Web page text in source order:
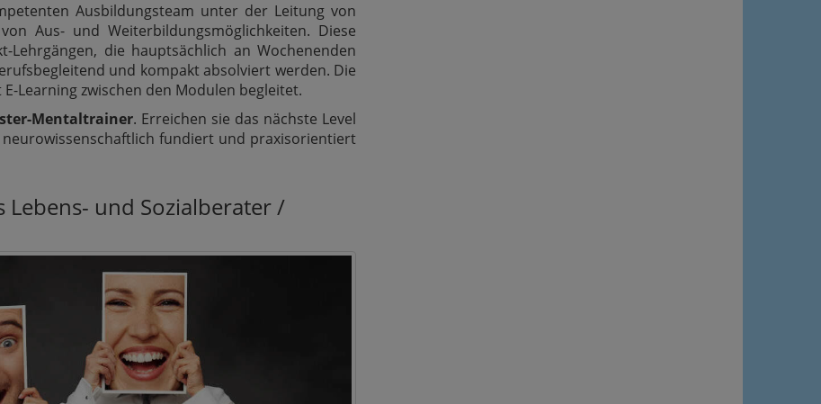
Ausbildungsteam unter der Leitung von
Aus- und Weiterbildungsmöglichkeiten. Diese
die hauptsächlich an Wochenenden
und kompakt absolviert werden. Die
Learning zwischen den Modulen begleitet.
Mentaltrainer. Erreichen sie das nächste Level
fundiert und praxisorientiert
und Sozialberater /